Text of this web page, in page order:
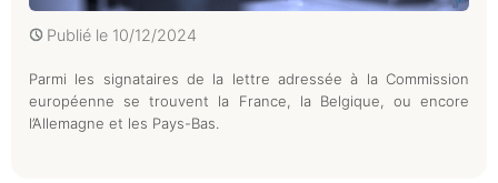
Publié le 10/12/2024
Parmi les signataires de la lettre adressée à la Commission
européenne se trouvent la France, la Belgique, ou encore
l’Allemagne et les Pays-Bas.